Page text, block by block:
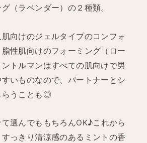
（ラベンダー）の２種類。
向けのジェルタイプのコンフォ
性肌向けのフォーミング（ロー
トルマンはすべての肌向けで男
いものなので、パートナーとシ
らうことも◎
選んでももちろんOK♪これから
っきり清涼感のあるミントの香